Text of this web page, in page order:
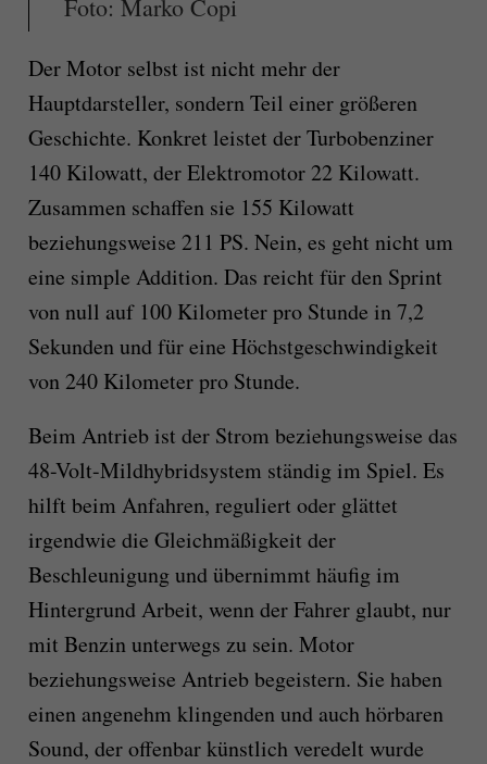
Foto: Marko Čopi
Der Motor selbst ist nicht mehr der
Hauptdarsteller, sondern Teil einer größeren
Geschichte. Konkret leistet der Turbobenziner
140 Kilowatt, der Elektromotor 22 Kilowatt.
Zusammen schaffen sie 155 Kilowatt
beziehungsweise 211 PS. Nein, es geht nicht um
eine simple Addition. Das reicht für den Sprint
von null auf 100 Kilometer pro Stunde in 7,2
Sekunden und für eine Höchstgeschwindigkeit
von 240 Kilometer pro Stunde.
Beim Antrieb ist der Strom beziehungsweise das
48-Volt-Mildhybridsystem ständig im Spiel. Es
hilft beim Anfahren, reguliert oder glättet
irgendwie die Gleichmäßigkeit der
Beschleunigung und übernimmt häufig im
Hintergrund Arbeit, wenn der Fahrer glaubt, nur
mit Benzin unterwegs zu sein. Motor
beziehungsweise Antrieb begeistern. Sie haben
einen angenehm klingenden und auch hörbaren
Sound, der offenbar künstlich veredelt wurde